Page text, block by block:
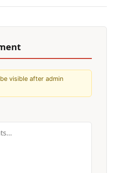
visible after admin